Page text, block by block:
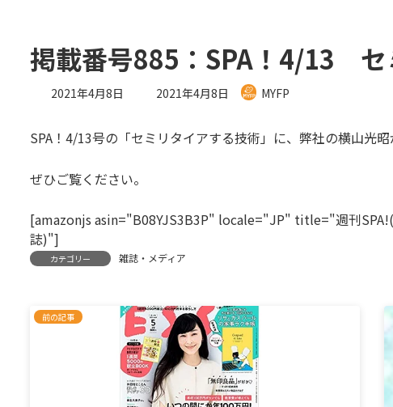
掲載番号885：SPA！4/13 セ
2021年4月8日
最
新
2021年4月8日 MYFP
SPA！4/13号の「セミリタイアする技術」に、弊社の横山光昭
ぜひご覧ください。
[amazonjs asin="B08YJS3B3P" locale="JP" title="週刊
誌)"]
カテゴリー 雑誌・メディア
前の記事